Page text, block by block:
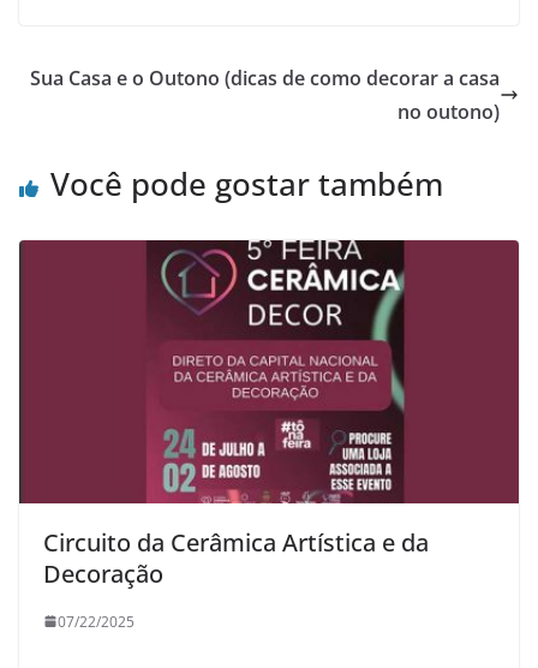
Sua Casa e o Outono (dicas de como decorar a casa
no outono)
Você pode gostar também
Circuito da Cerâmica Artística e da
Decoração
07/22/2025